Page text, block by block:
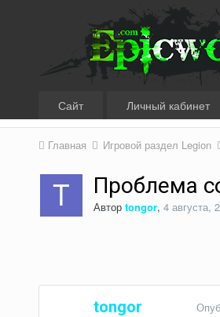
Сайт Личный кабинет
Главная Игровой раздел Legion
Проблема
Автор tongor, 4 августа,
tongor